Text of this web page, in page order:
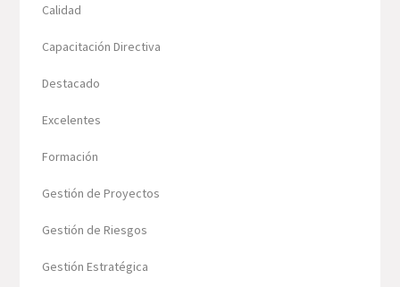
Calidad
Capacitación Directiva
Destacado
Excelentes
Formación
Gestión de Proyectos
Gestión de Riesgos
Gestión Estratégica